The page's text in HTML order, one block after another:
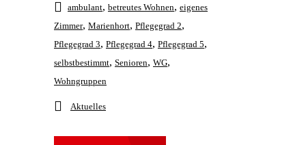
ambulant, betreutes Wohnen, eigenes
Zimmer, Marienhort, Pflegegrad 2,
Pflegegrad 3, Pflegegrad 4, Pflegegrad 5,
selbstbestimmt, Senioren, WG,
Wohngruppen
Aktuelles